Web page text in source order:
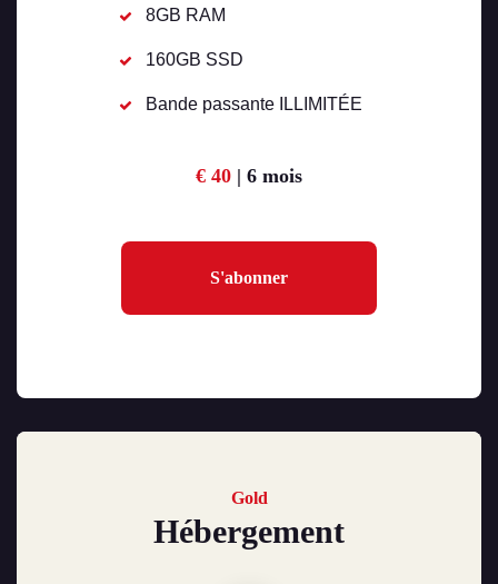
8GB RAM
160GB SSD
Bande passante ILLIMITÉE
€ 40 | 6 mois
S'abonner
Gold
Hébergement